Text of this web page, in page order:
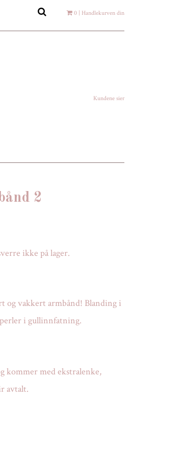
0 | Handlekurven din
Kundene sier
2
ikke på lager.
og vakkert armbånd! Blanding i
i gullinnfatning.
kommer med ekstralenke,
avtalt.